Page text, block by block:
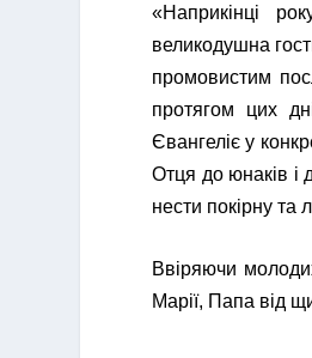
«Наприкінці
великодушна
промовистим
протягом цих
Євангеліє у
Отця до юнаків і
нести покірну та
Ввіряючи
Марії, Папа від